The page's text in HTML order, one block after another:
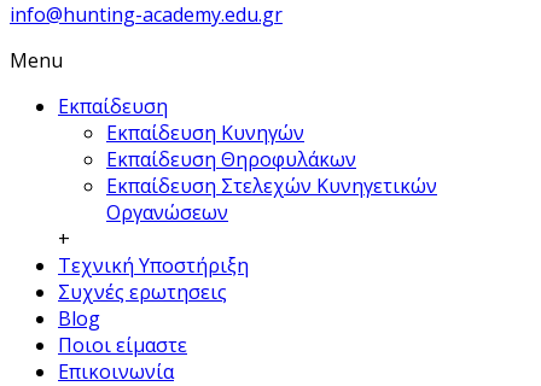
info@hunting-academy.edu.gr
Menu
Εκπαίδευση
Εκπαίδευση Κυνηγών
Εκπαίδευση Θηροφυλάκων
Εκπαίδευση Στελεχών Κυνηγετικών
Οργανώσεων
+
Τεχνική Υποστήριξη
Συχνές ερωτησεις
Blog
Ποιοι είμαστε
Επικοινωνία